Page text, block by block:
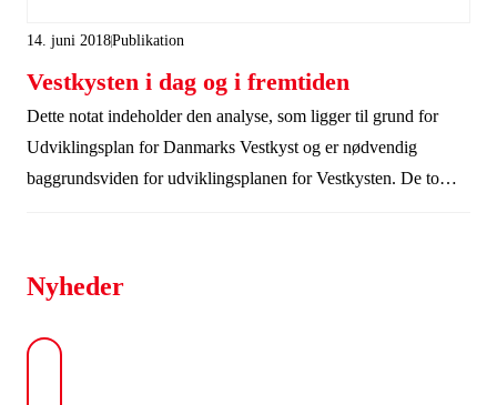
14. juni 2018Publikation
Vestkysten i dag og i fremtiden
Dette notat indeholder den analyse, som ligger til grund for
Udviklingsplan for Danmarks Vestkyst og er nødvendig
baggrundsviden for udviklingsplanen for Vestkysten. De to
Nyheder